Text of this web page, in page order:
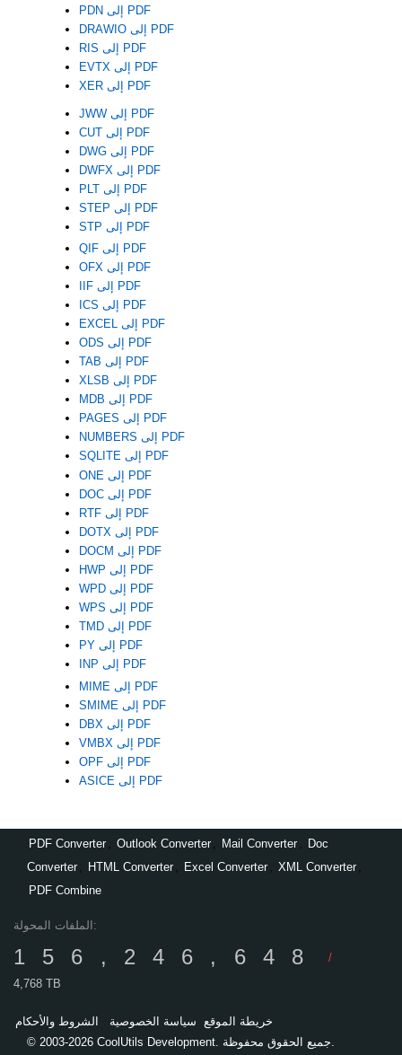
PDN إلى PDF
DRAWIO إلى PDF
RIS إلى PDF
EVTX إلى PDF
XER إلى PDF
JWW إلى PDF
CUT إلى PDF
DWG إلى PDF
DWFX إلى PDF
PLT إلى PDF
STEP إلى PDF
STP إلى PDF
QIF إلى PDF
OFX إلى PDF
IIF إلى PDF
ICS إلى PDF
EXCEL إلى PDF
ODS إلى PDF
TAB إلى PDF
XLSB إلى PDF
MDB إلى PDF
PAGES إلى PDF
NUMBERS إلى PDF
SQLITE إلى PDF
ONE إلى PDF
DOC إلى PDF
RTF إلى PDF
DOTX إلى PDF
DOCM إلى PDF
HWP إلى PDF
WPD إلى PDF
WPS إلى PDF
TMD إلى PDF
PY إلى PDF
INP إلى PDF
MIME إلى PDF
SMIME إلى PDF
DBX إلى PDF
VMBX إلى PDF
OPF إلى PDF
ASICE إلى PDF
PDF Converter , Outlook Converter , Mail Converter ,
Doc
Converter , HTML Converter , Excel Converter , XML Converter ,
PDF Combine
الملفات المحولة:
156,246,648
/
4,768 TB
خريطة الموقع سياسة الخصوصية
الشروط والأحكام
© 2003-2026 CoolUtils Development. جميع الحقوق محفوظة.